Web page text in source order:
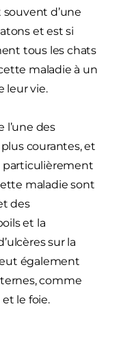
d’une
et est si
tous les chats
maladie à un
leur vie.
l’une des
courantes, et
particulièrement
maladie sont
des
et la
sur la
également
comme
le foie.